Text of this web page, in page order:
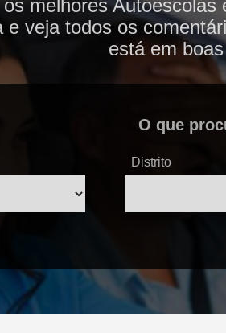
melhores
e veja todos os
está em
O que
Distrito